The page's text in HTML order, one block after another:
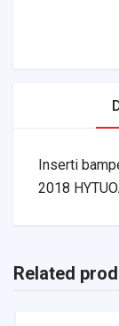
Inserti
2018
Related